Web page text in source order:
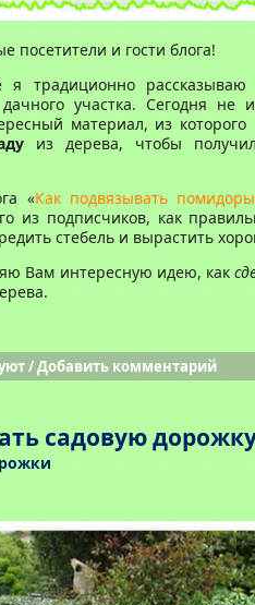
посетители и гости блога!
я традиционно
участка. Сегодня не
материал, из которого
из дерева, чтобы
«Как подвязывать
из подписчиков, как
стебель и вырастить
Вам интересную идею, как
/Добавить комментарий
садовую